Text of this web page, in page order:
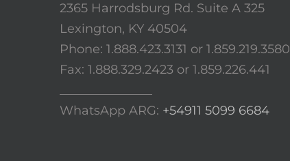
2365 Harrodsburg Rd. Suite A 325
Lexington, KY 40504
Phone: 1.888.423.3131 or 1.859.219.3580
Fax: 1.888.329.2423 or 1.859.226.441
WhatsApp ARG: +54911 5099 6684